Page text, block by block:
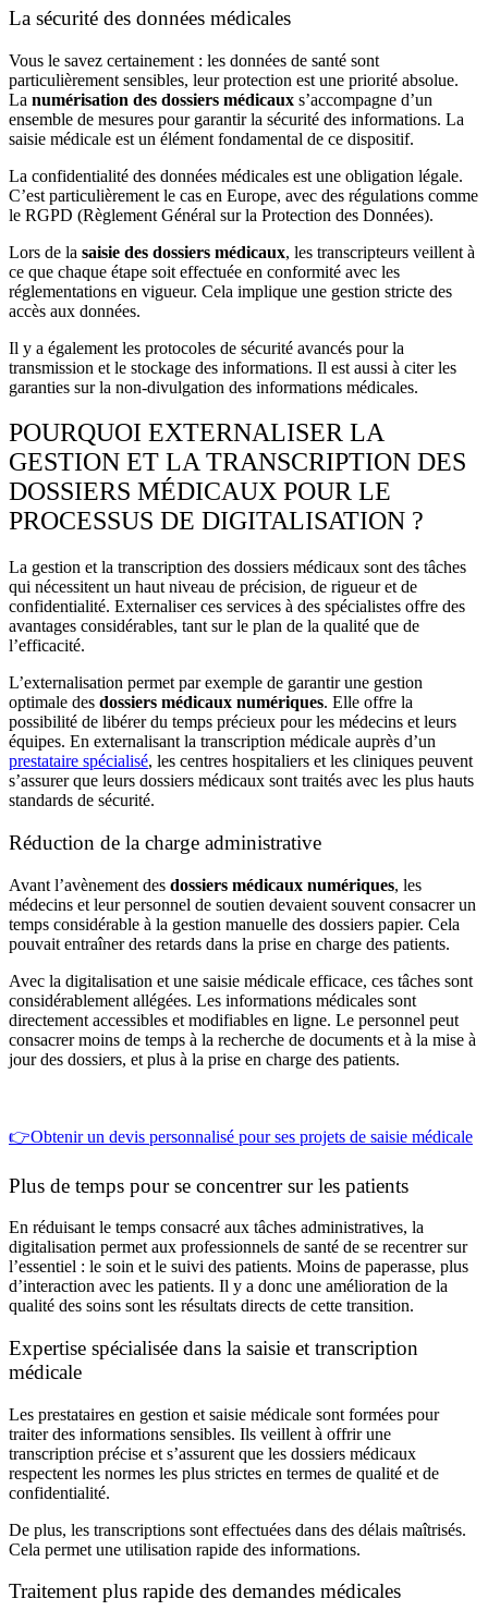
La sécurité des données médicales
Vous le savez certainement : les données de santé sont
particulièrement sensibles, leur protection est une priorité absolue.
La numérisation des dossiers médicaux s’accompagne d’un
ensemble de mesures pour garantir la sécurité des informations. La
saisie médicale est un élément fondamental de ce dispositif.
La confidentialité des données médicales est une obligation légale.
C’est particulièrement le cas en Europe, avec des régulations comme
le RGPD (Règlement Général sur la Protection des Données).
Lors de la saisie des dossiers médicaux, les transcripteurs veillent à
ce que chaque étape soit effectuée en conformité avec les
réglementations en vigueur. Cela implique une gestion stricte des
accès aux données.
Il y a également les protocoles de sécurité avancés pour la
transmission et le stockage des informations. Il est aussi à citer les
garanties sur la non-divulgation des informations médicales.
POURQUOI EXTERNALISER LA
GESTION ET LA TRANSCRIPTION DES
DOSSIERS MÉDICAUX POUR LE
PROCESSUS DE DIGITALISATION ?
La gestion et la transcription des dossiers médicaux sont des tâches
qui nécessitent un haut niveau de précision, de rigueur et de
confidentialité. Externaliser ces services à des spécialistes offre des
avantages considérables, tant sur le plan de la qualité que de
l’efficacité.
L’externalisation permet par exemple de garantir une gestion
optimale des dossiers médicaux numériques. Elle offre la
possibilité de libérer du temps précieux pour les médecins et leurs
équipes. En externalisant la transcription médicale auprès d’un
prestataire spécialisé, les centres hospitaliers et les cliniques peuvent
s’assurer que leurs dossiers médicaux sont traités avec les plus hauts
standards de sécurité.
Réduction de la charge administrative
Avant l’avènement des dossiers médicaux numériques, les
médecins et leur personnel de soutien devaient souvent consacrer un
temps considérable à la gestion manuelle des dossiers papier. Cela
pouvait entraîner des retards dans la prise en charge des patients.
Avec la digitalisation et une saisie médicale efficace, ces tâches sont
considérablement allégées. Les informations médicales sont
directement accessibles et modifiables en ligne. Le personnel peut
consacrer moins de temps à la recherche de documents et à la mise à
jour des dossiers, et plus à la prise en charge des patients.
👉Obtenir un devis personnalisé pour ses projets de saisie médicale
Plus de temps pour se concentrer sur les patients
En réduisant le temps consacré aux tâches administratives, la
digitalisation permet aux professionnels de santé de se recentrer sur
l’essentiel : le soin et le suivi des patients. Moins de paperasse, plus
d’interaction avec les patients. Il y a donc une amélioration de la
qualité des soins sont les résultats directs de cette transition.
Expertise spécialisée dans la saisie et transcription
médicale
Les prestataires en gestion et saisie médicale sont formées pour
traiter des informations sensibles. Ils veillent à offrir une
transcription précise et s’assurent que les dossiers médicaux
respectent les normes les plus strictes en termes de qualité et de
confidentialité.
De plus, les transcriptions sont effectuées dans des délais maîtrisés.
Cela permet une utilisation rapide des informations.
Traitement plus rapide des demandes médicales